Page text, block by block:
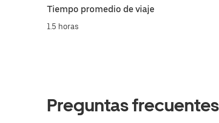
Tiempo promedio de viaje
1.5 horas
Preguntas frecuentes